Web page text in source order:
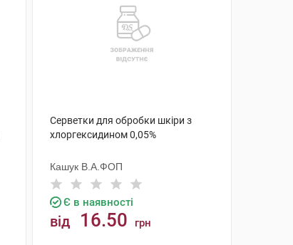
Серветки для обробки шкіри з
хлоргексидином 0,05%
Кашук В.А.ФОП
Є в наявності
від 16.50 грн